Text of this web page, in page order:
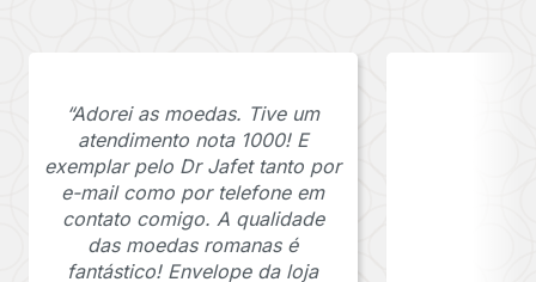
“Adorei as moedas. Tive um
atendimento nota 1000! E
exemplar pelo Dr Jafet tanto por
e-mail como por telefone em
contato comigo. A qualidade
das moedas romanas é
fantástico! Envelope da loja